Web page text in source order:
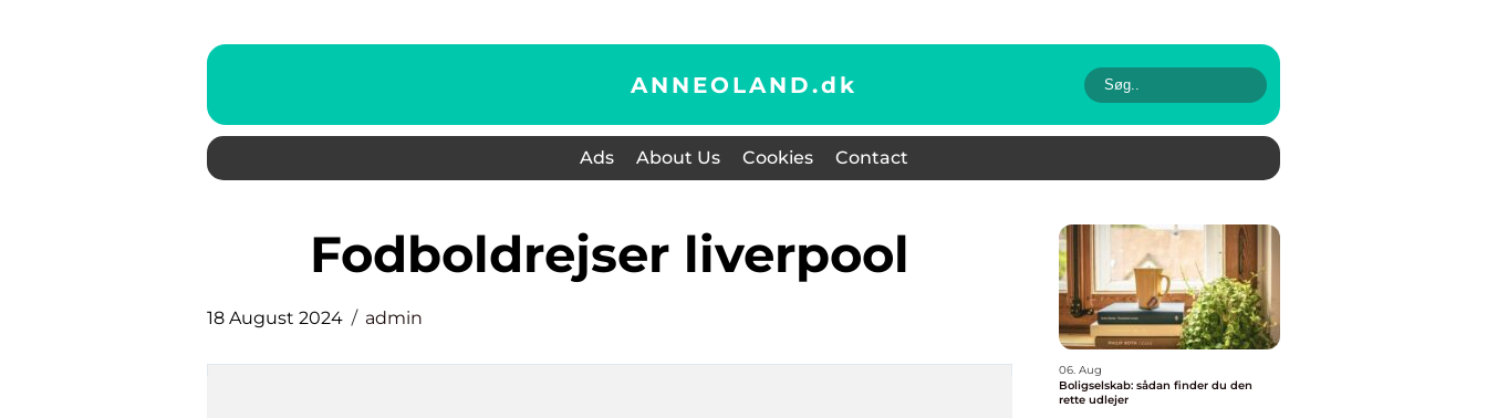
ANNEOLAND.dk
Ads About Us Cookies Contact
fodboldrejser liverpool
18 August 2024 admin
06. Aug
Boligselskab: sådan finder du den
rette udlejer